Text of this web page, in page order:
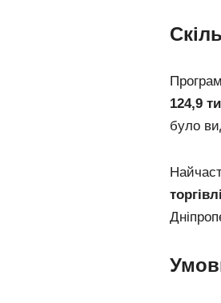
124,9
було